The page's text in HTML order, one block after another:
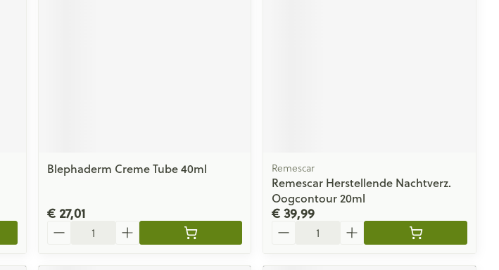
Blephaderm Creme Tube 40ml
€ 27,01
Remescar
Remescar Herstellende Nachtverz.
Oogcontour 20ml
€ 39,99